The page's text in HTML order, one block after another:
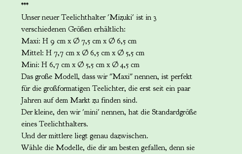
***
Unser neuer Teelichthalter 'Mizuki' ist in 3
verschiedenen Größen erhältlich:
Maxi: H 9 cm x Ø 7,5 cm x Ø 6,5 cm
Mittel: H 7,7 cm x Ø 6,5 cm x Ø 5,5 cm
Mini: H 6,7 cm x Ø 5,5 cm x Ø 4,5 cm
Das große Modell, dass wir "Maxi" nennen, ist perfekt
für die großformatigen Teelichter, die erst seit ein paar
Jahren auf dem Markt zu finden sind.
Der kleine, den wir 'mini' nennen, hat die Standardgröße
eines Teelichthalters.
Und der mittlere liegt genau dazwischen.
Wähle die Modelle, die dir am besten gefallen, denn sie